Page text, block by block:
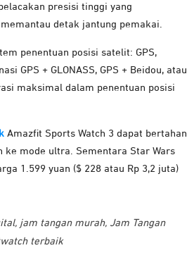
presisi tinggi yang
detak jantung pemakai.
penentuan posisi satelit: GPS,
GPS + GLONASS, GPS + Beidou, atau
maksimal dalam penentuan posisi
Amazfit Sports Watch 3 dapat bertahan
mode ultra. Sementara Star Wars
1.599 yuan ($ 228 atau Rp 3,2 juta)
, jam tangan murah, Jam Tangan
terbaik